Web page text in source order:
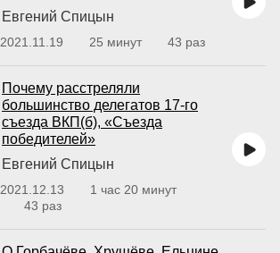
Евгений Спицын
2021.11.19 25 минут 43 раз
Почему расстреляли
большинство делегатов 17-го
съезда ВКП(б), «Съезда
победителей»
Евгений Спицын
2021.12.13
1 час 20 минут
43 раз